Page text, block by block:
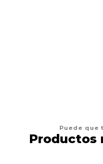
Puede que
Productos